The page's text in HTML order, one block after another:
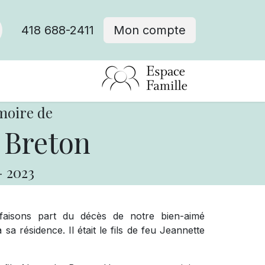
418 688-2411 Mon compte
de
2023
part du décès de notre bien-aimé
résidence. Il était le fils de feu Jeannette